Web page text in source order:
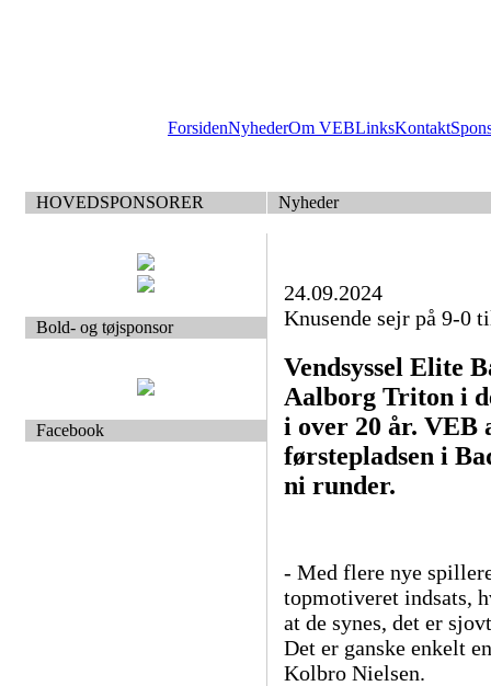
ForsidenNyhederOm VEBLinksKontakt
HOVEDSPONSORER Nyheder
Bold- og tøjsponsor
Facebook
24.09.2024
Knusende sejr på 9-0
Vendsyssel Elite
Aalborg Triton i
i over 20 år. VEB
førstepladsen i
ni runder.
- Med flere nye
topmotiveret indsats,
at de synes, det er
Det er ganske enkelt
Kolbro Nielsen.